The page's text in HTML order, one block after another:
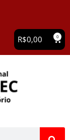
R$0,00 0